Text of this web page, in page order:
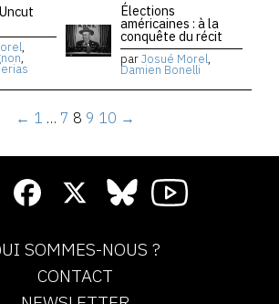
,
,
Élections
américaines : à la
conquête du récit
parJosué Morel,
Damien Bonelli
← 1 … 7 8 9 10 →
SOMMES-NOUS ?
CONTACT